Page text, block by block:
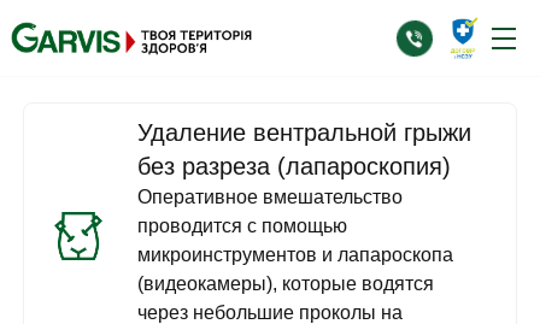
Удаление вентральной грыжи
без разреза (лапароскопия)
Оперативное вмешательство
проводится с помощью
микроинструментов и лапароскопа
(видеокамеры), которые водятся
через небольшие проколы на